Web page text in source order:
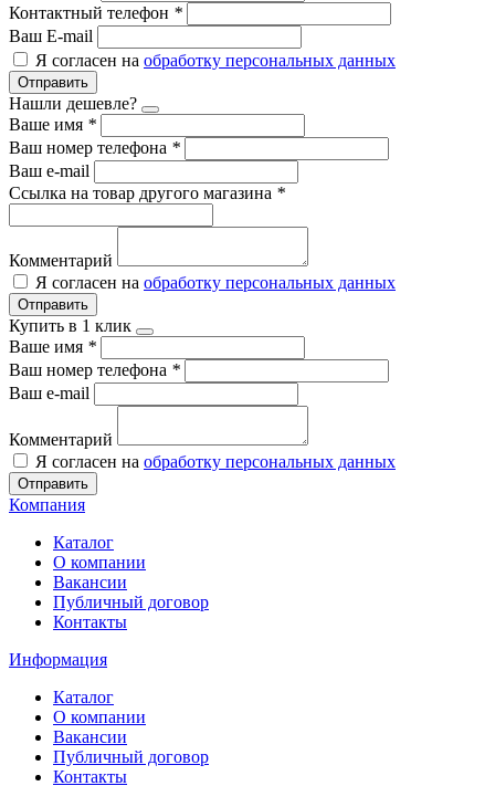
Контактный телефон *
Ваш E-mail
Я согласен на обработку персональных данных
Отправить
Нашли дешевле?
Ваше имя *
Ваш номер телефона *
Ваш e-mail
Ссылка на товар другого магазина *
Комментарий
Я согласен на обработку персональных данных
Отправить
Купить в 1 клик
Ваше имя *
Ваш номер телефона *
Ваш e-mail
Комментарий
Я согласен на обработку персональных данных
Отправить
Компания
Каталог
О компании
Вакансии
Публичный договор
Контакты
Информация
Каталог
О компании
Вакансии
Публичный договор
Контакты